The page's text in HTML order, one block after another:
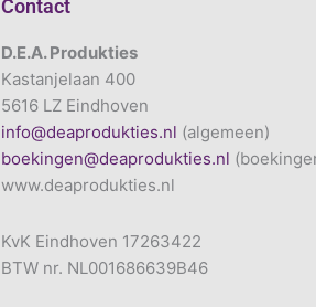
Contact
D.E.A. Produkties
Kastanjelaan 400
5616 LZ Eindhoven
info@deaprodukties.nl (algemeen)
boekingen@deaprodukties.nl
www.deaprodukties.nl
KvK Eindhoven 17263422
BTW nr. NL001686639B46